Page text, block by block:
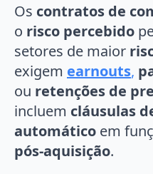
Os contratos de
o risco percebido
setores de maior
exigem earnouts,
ou retenções de
incluem cláusulas
automático em
pós-aquisição.